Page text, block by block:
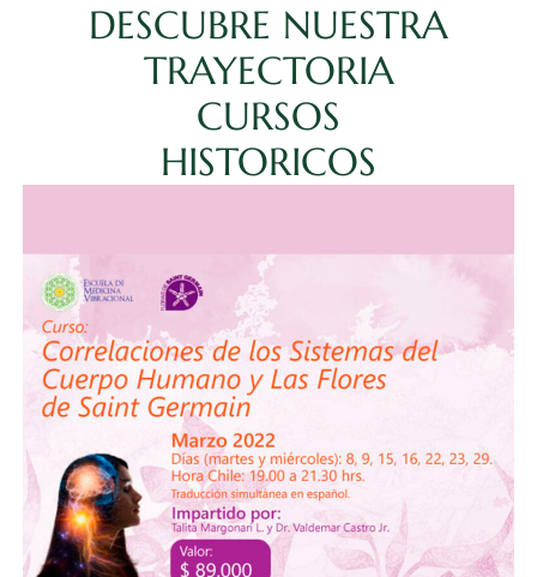
DESCUBRE NUESTRA
TRAYECTORIA
CURSOS
HISTORICOS